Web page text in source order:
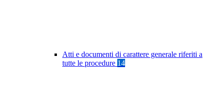
Atti e documenti di carattere generale riferiti a
tutte le procedure 14